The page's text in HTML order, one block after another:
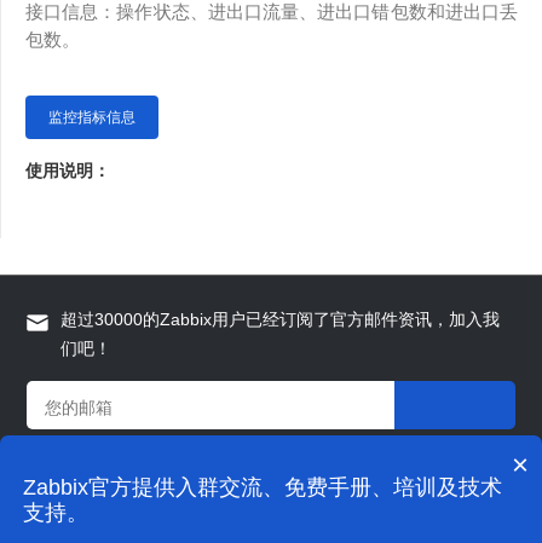
接口信息：操作状态、进出口流量、进出口错包数和进出口丢
包数。
监控指标信息
使用说明：
超过30000的Zabbix用户已经订阅了官方邮件资讯，加入我
们吧！
×
Zabbix官方提供入群交流、免费手册、培训及技术
支持。